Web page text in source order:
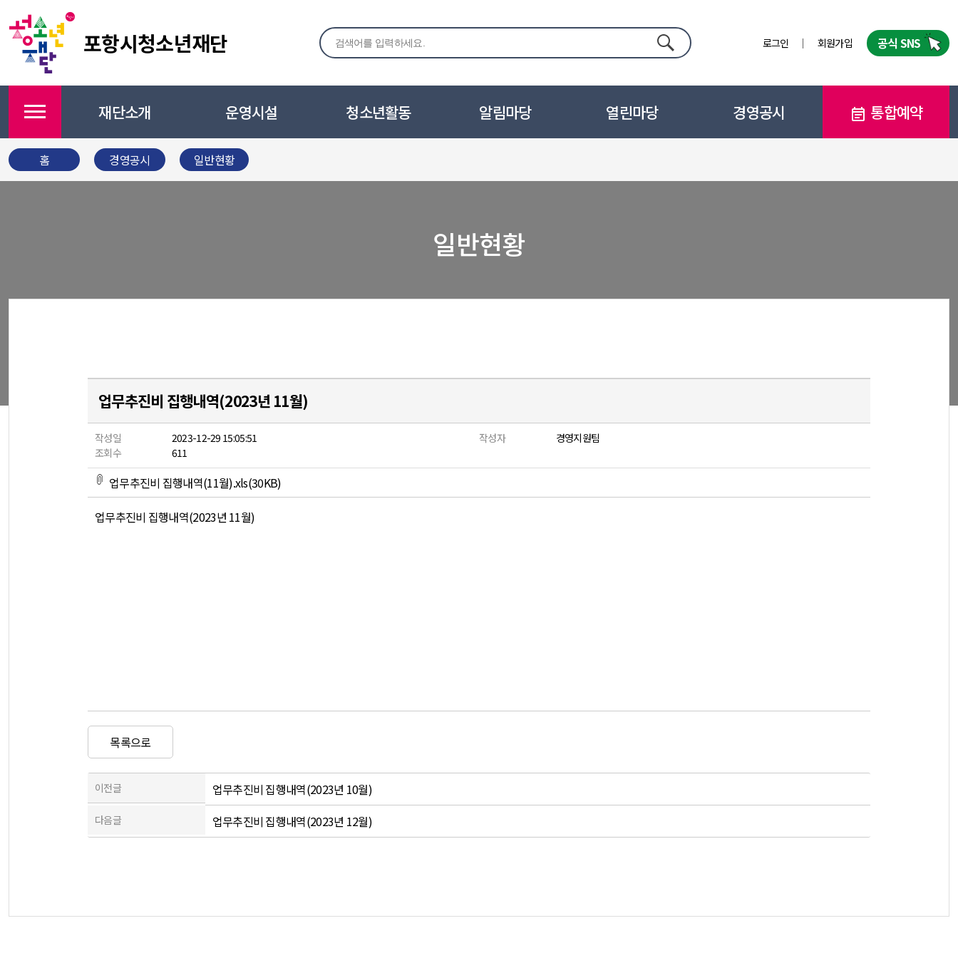
포항시청소년재단 검색 로그인 회원가입 공식 SNS
재단소개 운영시설 청소년활동 알림마당 열린마당 경영공시 통합예약
홈 경영공시 일반현황
일반현황
업무추진비 집행내역(2023년 11월)
작성일 2023-12-29 15:05:51 작성자
경영지원팀
조회수
611
업무추진비 집행내역(11월).xls(30KB)
업무추진비 집행내역(2023년 11월)
목록으로
이전글 업무추진비 집행내역(2023년 10월)
다음글 업무추진비 집행내역(2023년 12월)